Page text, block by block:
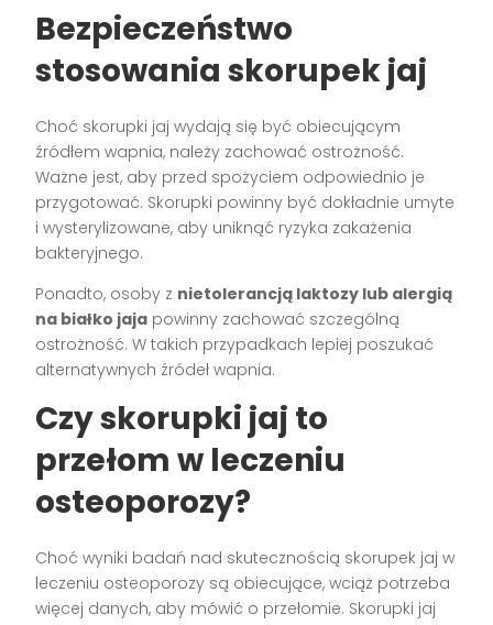
Bezpieczeństwo
stosowania skorupek jaj
Choć skorupki jaj wydają się być obiecującym
źródłem wapnia, należy zachować ostrożność.
Ważne jest, aby przed spożyciem odpowiednio je
przygotować. Skorupki powinny być dokładnie umyte
i wysterylizowane, aby uniknąć ryzyka zakażenia
bakteryjnego.
Ponadto, osoby z nietolerancją laktozy lub alergią
na białko jaja powinny zachować szczególną
ostrożność. W takich przypadkach lepiej poszukać
alternatywnych źródeł wapnia.
Czy skorupki jaj to
przełom w leczeniu
osteoporozy?
Choć wyniki badań nad skutecznością skorupek jaj w
leczeniu osteoporozy są obiecujące, wciąż potrzeba
więcej danych, aby mówić o przełomie. Skorupki jaj